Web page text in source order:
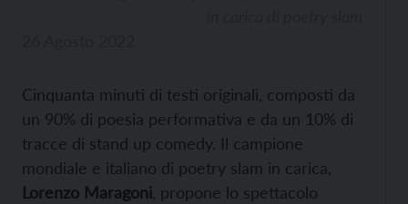
Cinquanta minuti di testi originali, composti da
un 90% di poesia performativa e da un 10% di
tracce di stand up comedy. Il campione
mondiale e italiano di poetry slam in carica,
Lorenzo Maragoni , propone lo spettacolo